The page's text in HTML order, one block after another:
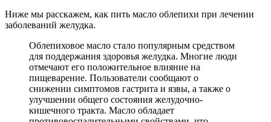
Ниже мы расскажем, как пить масло облепихи при лечении
заболеваний желудка.
Облепиховое масло стало популярным средством
для поддержания здоровья желудка. Многие люди
отмечают его положительное влияние на
пищеварение. Пользователи сообщают о
снижении симптомов гастрита и язвы, а также о
улучшении общего состояния желудочно-
кишечного тракта. Масло обладает